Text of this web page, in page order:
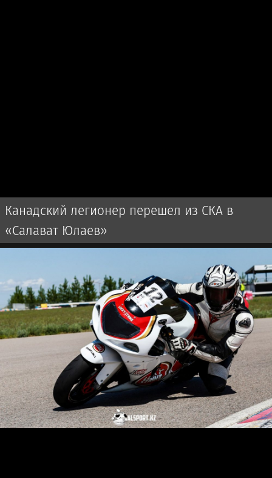
Канадский легионер перешел из СКА в
«Салават Юлаев»